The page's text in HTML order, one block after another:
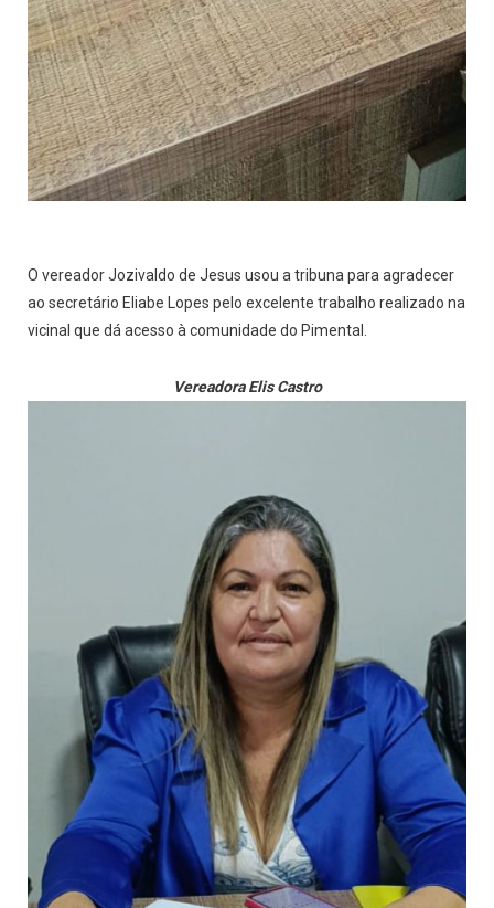
O vereador Jozivaldo de Jesus usou a tribuna para agradecer
ao secretário Eliabe Lopes pelo excelente trabalho realizado na
vicinal que dá acesso à comunidade do Pimental.
Vereadora Elis Castro